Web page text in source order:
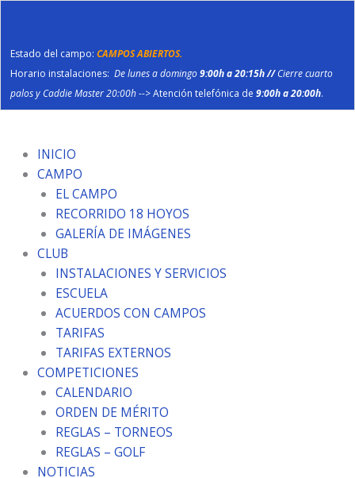
Estado del campo: CAMPOS ABIERTOS.
Horario instalaciones: De lunes a domingo9:00h a 20:15h //Cierre cuarto
palos y Caddie Master 20:00h--> Atención telefónica de 9:00h a 20:00h.
contenido
INICIO
CAMPO
EL CAMPO
RECORRIDO 18 HOYOS
GALERÍA DE IMÁGENES
CLUB
INSTALACIONES Y SERVICIOS
ESCUELA
ACUERDOS CON CAMPOS
TARIFAS
TARIFAS EXTERNOS
COMPETICIONES
CALENDARIO
ORDEN DE MÉRITO
REGLAS – TORNEOS
REGLAS – GOLF
NOTICIAS